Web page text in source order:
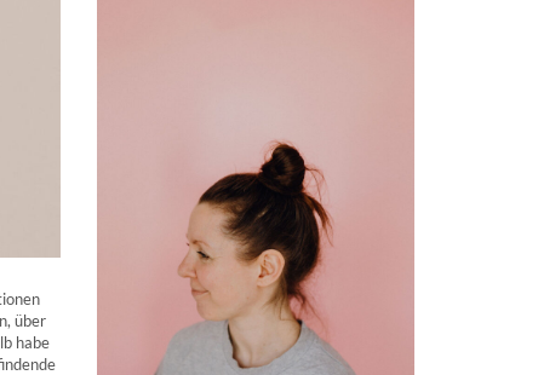
über
habe